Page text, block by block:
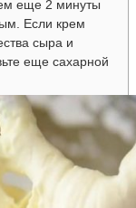
еще 2 минуты
Если крем
сыра и
еще сахарной